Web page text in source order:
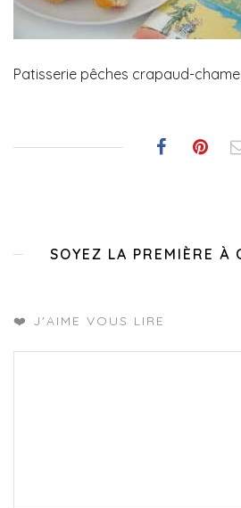
Patisserie pêches crapaud-
SOYEZ LA PREMIÈRE À
❤️ J'AIME VOUS LIRE